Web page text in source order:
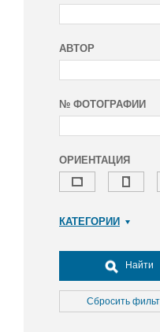
АВТОР
№ ФОТОГРАФИИ
ОРИЕНТАЦИЯ
КАТЕГОРИИ
Досуг, туризм и
Культура
Медицина
Найти
Сбросить